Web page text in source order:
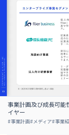
事業計画及び成⻑可能
イヤー
#事業計画#メディア#事業